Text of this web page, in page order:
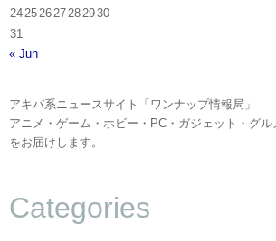
24 25 26 27 28 2930
31
« Jun
アキバ系ニュースサイト「ワンナップ情報局」
アニメ・ゲーム・ホビー・PC・ガジェット・グル
をお届けします。
Categories